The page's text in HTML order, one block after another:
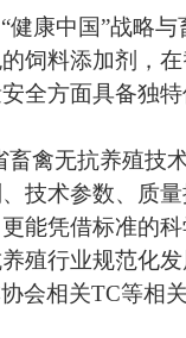
“健康中国”战略
饲料添加剂，
全方面具备独
畜禽无抗养殖技
技术参数、质
能凭借标准的
殖行业规范化发
会相关TC等相